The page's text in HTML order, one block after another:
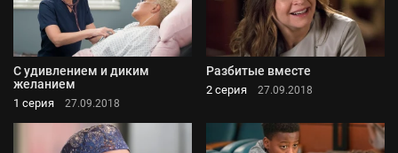
С удивлением и диким
желанием
1 серия 27.09.2018
Разбитые вместе
2 серия 27.09.2018